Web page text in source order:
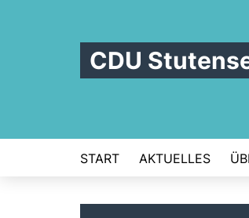
CDU
START AKTUELLES